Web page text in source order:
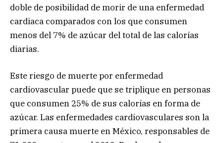
doble de posibilidad de morir de una enfermedad
cardiaca comparados con los que consumen
menos del 7% de azúcar del total de las calorías
diarias.
Este riesgo de muerte por enfermedad
cardiovascular puede que se triplique en personas
que consumen 25% de sus calorías en forma de
azúcar. Las enfermedades cardiovasculares son la
primera causa muerte en México, responsables de